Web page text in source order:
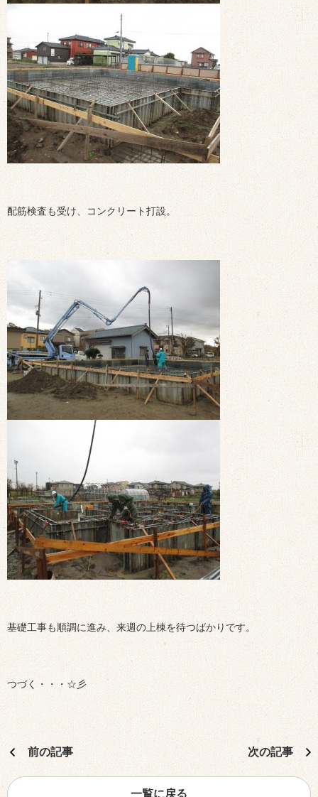
配筋検査も受け、コンクリート打設。
基礎工事も順調に進み、来週の上棟を待つばかりです。
つづく・・・☆彡
前の記事 次の記事
一覧に戻る